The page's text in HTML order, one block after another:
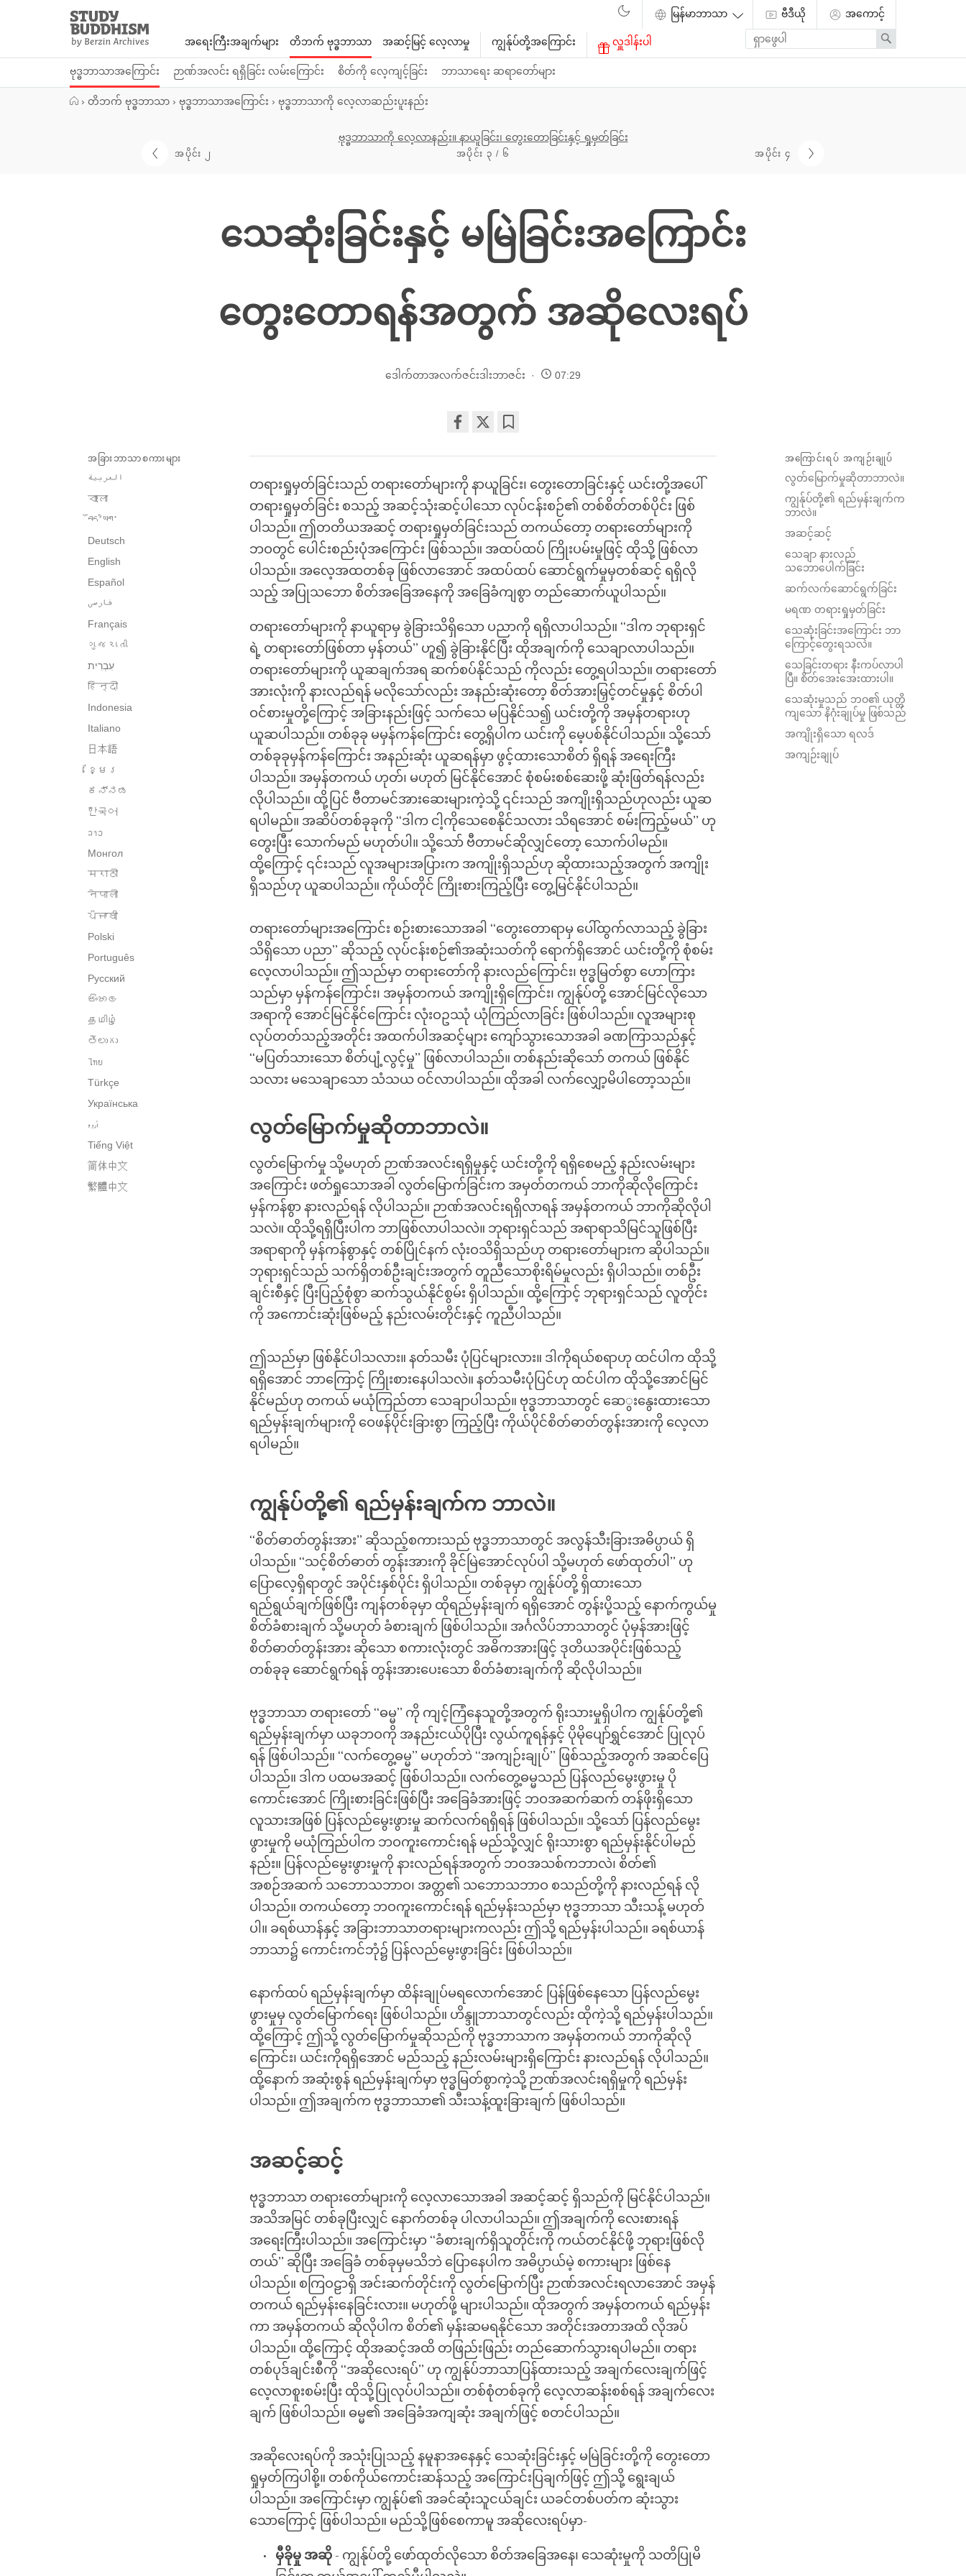
Study
Buddhism
Home
အရေးကြီးအချက်များ တိဘက် ဗုဒ္ဓဘာသာ
ဗုဒ္ဓဘာသာအကြောင်း ဉာဏ်အလင်း ရရှိခြင်း လမ်းကြောင်း စိတ်ကို လေ့ကျင့်ခြင်း ဘာသာရေး ဆရာတော်များ
အဆင့်မြင့် လေ့လာမှု ကျွန်ုပ်တို့အကြောင်း လှူဒါန်းပါ
ဗီဒီယို
အကောင့်
Enter
search
term
Search
› တိဘက် ဗုဒ္ဓဘာသာ › ဗုဒ္ဓဘာသာအကြောင်း › ဗုဒ္ဓဘာသာကို လေ့လာဆည်းပူးနည်း
အပိုင်း ၂
ဗုဒ္ဓဘာသာကို လေ့လာနည်း။ နာယူခြင်း၊ တွေးတောခြင်းနှင့် ရှုမှတ်ခြင်း
အပိုင်း ၃ / ၆ အပိုင်း ၄
သေဆုံးခြင်းနှင့် မမြဲခြင်းအကြောင်း
တွေးတောရန်အတွက် အဆိုလေးရပ်
ဒေါက်တာအလက်ဇင်းဒါးဘာဇင်း 07:29
on
facebook
အကြောင်းရပ် အကျဉ်းချုပ်
လွတ်မြောက်မှုဆိုတာဘာလဲ။
ကျွန်ုပ်တို့၏ ရည်မှန်းချက်က
ဘာလဲ။
အဆင့်ဆင့်
သေချာ နားလည်
သဘောပေါက်ခြင်း
ဆက်လက်ဆောင်ရွက်ခြင်း
မရဏ တရားရှုမှတ်ခြင်း
သေဆုံးခြင်းအကြောင်း ဘာ
ကြောင့်တွေးရသလဲ။
သေခြင်းတရား နီးကပ်လာပါ
ပြီ။ စိတ်အေးအေးထားပါ။
သေဆုံးမှုသည် ဘဝ၏ ယုတ္တိ
ကျသော နိဂုံးချုပ်မှု ဖြစ်သည်
အကျိုးရှိသော ရလဒ်
အကျဉ်းချုပ်
အခြားဘာသာစကားများ
العربية
বাংলা
བོད་ཡིག་
Deutsch
English
Español
فارسی
Français
ગુજરાતી
हिन्दी
Indonesia
Italiano
日本語
ខ្មែរ
ಕನ್ನಡ
한국어
ລາວ
Монгол
मराठी
नेपाली
ਪੰਜਾਬੀ
Polski
Português
Русский
සිංහල
தமிழ்
తెలుగు
ไทย
Türkçe
Українська
اُردو
Tiếng Việt
简体中文
繁體中文
တရားရှုမှတ်ခြင်းသည် တရားတော်များကို နာယူခြင်း၊ တွေးတောခြင်းနှင့် ယင်းတို့အပေါ်
တရားရှုမှတ်ခြင်း စသည့် အဆင့်သုံးဆင့်ပါသော လုပ်ငန်းစဉ်၏ တစ်စိတ်တစ်ပိုင်း ဖြစ်
ပါသည်။ ဤတတိယအဆင့် တရားရှုမှတ်ခြင်းသည် တကယ်တော့ တရားတော်များကို
ဘဝတွင် ပေါင်းစည်းပုံအကြောင်း ဖြစ်သည်။ အထပ်ထပ် ကြိုးပမ်းမှုဖြင့် ထိုသို့ ဖြစ်လာ
ပါသည်။ အလေ့အထတစ်ခု ဖြစ်လာအောင် အထပ်ထပ် ဆောင်ရွက်မှုမှတစ်ဆင့် ရရှိလို
သည့် အပြုသဘော စိတ်အခြေအနေကို အခြေခံကျစွာ တည်ဆောက်ယူပါသည်။
တရားတော်များကို နာယူရာမှ ခွဲခြားသိရှိသော ပညာကို ရရှိလာပါသည်။ ‘‘ဒါက ဘုရားရှင်
ရဲ့ တရားတော်ဖြစ်တာ မှန်တယ်’’ ဟူ၍ ခွဲခြားနိုင်ပြီး ထိုအချက်ကို သေချာလာပါသည်။
တရားတော်များကို ယူဆချက်အရ ဆက်စပ်နိုင်သည် ကိုလည်း တွေ့ရပါသည်။ တရားတော်
အားလုံးကို နားလည်ရန် မလိုသော်လည်း အနည်းဆုံးတော့ စိတ်အားမြှင့်တင်မှုနှင့် စိတ်ပါ
ဝင်စားမှုတို့ကြောင့် အခြားနည်းဖြင့် သက်သေ မပြနိုင်သ၍ ယင်းတို့ကို အမှန်တရားဟု
ယူဆပါသည်။ တစ်ခုခု မမှန်ကန်ကြောင်း တွေ့ရှိပါက ယင်းကို မေ့ပစ်နိုင်ပါသည်။ သို့သော်
တစ်ခုခုမှန်ကန်ကြောင်း အနည်းဆုံး ယူဆရန်မှာ ဖွင့်ထားသောစိတ် ရှိရန် အရေးကြီး
ပါသည်။ အမှန်တကယ် ဟုတ်၊ မဟုတ် မြင်နိုင်အောင် စုံစမ်းစစ်ဆေးဖို့ ဆုံးဖြတ်ရန်လည်း
လိုပါသည်။ ထို့ပြင် ဗီတာမင်အားဆေးများကဲ့သို့ ၎င်းသည် အကျိုးရှိသည်ဟုလည်း ယူဆ
ရပါမည်။ အဆိပ်တစ်ခုခုကို ‘‘ဒါက ငါ့ကိုသေစေနိုင်သလား သိရအောင် စမ်းကြည့်မယ်’’ ဟု
တွေးပြီး သောက်မည် မဟုတ်ပါ။ သို့သော် ဗီတာမင်ဆိုလျှင်တော့ သောက်ပါမည်။
ထို့ကြောင့် ၎င်းသည် လူအများအပြားက အကျိုးရှိသည်ဟု ဆိုထားသည့်အတွက် အကျိုး
ရှိသည်ဟု ယူဆပါသည်။ ကိုယ်တိုင် ကြိုးစားကြည့်ပြီး တွေ့မြင်နိုင်ပါသည်။
တရားတော်များအကြောင်း စဉ်းစားသောအခါ ‘‘တွေးတောရာမှ ပေါ်ထွက်လာသည့် ခွဲခြား
သိရှိသော ပညာ’’ ဆိုသည့် လုပ်ငန်းစဉ်၏အဆုံးသတ်ကို ရောက်ရှိအောင် ယင်းတို့ကို စုံစမ်း
လေ့လာပါသည်။ ဤသည်မှာ တရားတော်ကို နားလည်ကြောင်း၊ ဗုဒ္ဓမြတ်စွာ ဟောကြား
သည်မှာ မှန်ကန်ကြောင်း၊ အမှန်တကယ် အကျိုးရှိကြောင်း၊ ကျွန်ုပ်တို့ အောင်မြင်လိုသော
အရာကို အောင်မြင်နိုင်ကြောင်း လုံးဝဥဿုံ ယုံကြည်လာခြင်း ဖြစ်ပါသည်။ လူအများစု
လုပ်တတ်သည့်အတိုင်း အထက်ပါအဆင့်များ ကျော်သွားသောအခါ ခဏကြာသည်နှင့်
‘‘မပြတ်သားသော စိတ်ပျံ့လွင့်မှု’’ ဖြစ်လာပါသည်။ တစ်နည်းဆိုသော် တကယ် ဖြစ်နိုင်
သလား မသေချာသော သံသယ ဝင်လာပါသည်။ ထိုအခါ လက်လျှော့မိပါတော့သည်။
လွတ်မြောက်မှုဆိုတာဘာလဲ။
လွတ်မြောက်မှု သို့မဟုတ် ဉာဏ်အလင်းရရှိမှုနှင့် ယင်းတို့ကို ရရှိစေမည့် နည်းလမ်းများ
အကြောင်း ဖတ်ရှုသောအခါ လွတ်မြောက်ခြင်းက အမှတ်တကယ် ဘာကိုဆိုလိုကြောင်း
မှန်ကန်စွာ နားလည်ရန် လိုပါသည်။ ဉာဏ်အလင်းရရှိလာရန် အမှန်တကယ် ဘာကိုဆိုလိုပါ
သလဲ။ ထိုသို့ရရှိပြီးပါက ဘာဖြစ်လာပါသလဲ။ ဘုရားရှင်သည် အရာရာသိမြင်သူဖြစ်ပြီး
အရာရာကို မှန်ကန်စွာနှင့် တစ်ပြိုင်နက် လုံးဝသိရှိသည်ဟု တရားတော်များက ဆိုပါသည်။
ဘုရားရှင်သည် သက်ရှိတစ်ဦးချင်းအတွက် တူညီသောစိုးရိမ်မှုလည်း ရှိပါသည်။ တစ်ဦး
ချင်းစီနှင့် ပြီးပြည့်စုံစွာ ဆက်သွယ်နိုင်စွမ်း ရှိပါသည်။ ထို့ကြောင့် ဘုရားရှင်သည် လူတိုင်း
ကို အကောင်းဆုံးဖြစ်မည့် နည်းလမ်းတိုင်းနှင့် ကူညီပါသည်။
ဤသည်မှာ ဖြစ်နိုင်ပါသလား။ နတ်သမီး ပုံပြင်များလား။ ဒါကိုရယ်စရာဟု ထင်ပါက ထိုသို့
ရရှိအောင် ဘာကြောင့် ကြိုးစားနေပါသလဲ။ နတ်သမီးပုံပြင်ဟု ထင်ပါက ထိုသို့အောင်မြင်
နိုင်မည်ဟု တကယ် မယုံကြည်တာ သေချာပါသည်။ ဗုဒ္ဓဘာသာတွင် ဆေွးနွေးထားသော
ရည်မှန်းချက်များကို ဝေဖန်ပိုင်းခြားစွာ ကြည့်ပြီး ကိုယ်ပိုင်စိတ်ဓာတ်တွန်းအားကို လေ့လာ
ရပါမည်။
ကျွန်ုပ်တို့၏ ရည်မှန်းချက်က ဘာလဲ။
‘‘စိတ်ဓာတ်တွန်းအား’’ ဆိုသည့်စကားသည် ဗုဒ္ဓဘာသာတွင် အလွန်သီးခြားအဓိပ္ပာယ် ရှိ
ပါသည်။ ‘‘သင့်စိတ်ဓာတ် တွန်းအားကို ခိုင်မြဲအောင်လုပ်ပါ သို့မဟုတ် ဖော်ထုတ်ပါ’’ ဟု
ပြောလေ့ရှိရာတွင် အပိုင်းနှစ်ပိုင်း ရှိပါသည်။ တစ်ခုမှာ ကျွန်ုပ်တို့ ရှိထားသော
ရည်ရွယ်ချက်ဖြစ်ပြီး ကျန်တစ်ခုမှာ ထိုရည်မှန်းချက် ရရှိအောင် တွန်းပို့သည့် နောက်ကွယ်မှု
စိတ်ခံစားချက် သို့မဟုတ် ခံစားချက် ဖြစ်ပါသည်။ အင်္ဂလိပ်ဘာသာတွင် ပုံမှန်အားဖြင့်
စိတ်ဓာတ်တွန်းအား ဆိုသော စကားလုံးတွင် အဓိကအားဖြင့် ဒုတိယအပိုင်းဖြစ်သည့်
တစ်ခုခု ဆောင်ရွက်ရန် တွန်းအားပေးသော စိတ်ခံစားချက်ကို ဆိုလိုပါသည်။
ဗုဒ္ဓဘာသာ တရားတော် ‘‘ဓမ္မ’’ ကို ကျင့်ကြံနေသူတို့အတွက် ရိုးသားမှုရှိပါက ကျွန်ုပ်တို့၏
ရည်မှန်းချက်မှာ ယခုဘဝကို အနည်းငယ်ပိုပြီး လွယ်ကူရန်နှင့် ပိုမိုပျော်ရွှင်အောင် ပြုလုပ်
ရန် ဖြစ်ပါသည်။ ‘‘လက်တွေ့ဓမ္မ’’ မဟုတ်ဘဲ ‘‘အကျဉ်းချုပ်’’ ဖြစ်သည့်အတွက် အဆင်ပြေ
ပါသည်။ ဒါက ပထမအဆင့် ဖြစ်ပါသည်။ လက်တွေ့ဓမ္မသည် ပြန်လည်မွေးဖွားမှု ပို
ကောင်းအောင် ကြိုးစားခြင်းဖြစ်ပြီး အခြေခံအားဖြင့် ဘဝအဆက်ဆက် တန်ဖိုးရှိသော
လူသားအဖြစ် ပြန်လည်မွေးဖွားမှု ဆက်လက်ရရှိရန် ဖြစ်ပါသည်။ သို့သော် ပြန်လည်မွေး
ဖွားမှုကို မယုံကြည်ပါက ဘဝကူးကောင်းရန် မည်သို့လျှင် ရိုးသားစွာ ရည်မှန်းနိုင်ပါမည်
နည်း။ ပြန်လည်မွေးဖွားမှုကို နားလည်ရန်အတွက် ဘဝအသစ်ကဘာလဲ၊ စိတ်၏
အစဉ်အဆက် သဘောသဘာဝ၊ အတ္တ၏ သဘောသဘာဝ စသည်တို့ကို နားလည်ရန် လို
ပါသည်။ တကယ်တော့ ဘဝကူးကောင်းရန် ရည်မှန်းသည်မှာ ဗုဒ္ဓဘာသာ သီးသန့် မဟုတ်
ပါ။ ခရစ်ယာန်နှင့် အခြားဘာသာတရားများကလည်း ဤသို့ ရည်မှန်းပါသည်။ ခရစ်ယာန်
ဘာသာ၌ ကောင်းကင်ဘုံ၌ ပြန်လည်မွေးဖွားခြင်း ဖြစ်ပါသည်။
နောက်ထပ် ရည်မှန်းချက်မှာ ထိန်းချုပ်မရလောက်အောင် ပြန်ဖြစ်နေသော ပြန်လည်မွေး
ဖွားမှုမှ လွတ်မြောက်ရေး ဖြစ်ပါသည်။ ဟိန္ဒူဘာသာတွင်လည်း ထိုကဲ့သို့ ရည်မှန်းပါသည်။
ထို့ကြောင့် ဤသို့ လွတ်မြောက်မှုဆိုသည်ကို ဗုဒ္ဓဘာသာက အမှန်တကယ် ဘာကိုဆိုလို
ကြောင်း၊ ယင်းကိုရရှိအောင် မည်သည့် နည်းလမ်းများရှိကြောင်း နားလည်ရန် လိုပါသည်။
ထို့နောက် အဆုံးစွန် ရည်မှန်းချက်မှာ ဗုဒ္ဓမြတ်စွာကဲ့သို့ ဉာဏ်အလင်းရရှိမှုကို ရည်မှန်း
ပါသည်။ ဤအချက်က ဗုဒ္ဓဘာသာ၏ သီးသန့်ထူးခြားချက် ဖြစ်ပါသည်။
အဆင့်ဆင့်
ဗုဒ္ဓဘာသာ တရားတော်များကို လေ့လာသောအခါ အဆင့်ဆင့် ရှိသည်ကို မြင်နိုင်ပါသည်။
အသိအမြင် တစ်ခုပြီးလျှင် နောက်တစ်ခု ပါလာပါသည်။ ဤအချက်ကို လေးစားရန်
အရေးကြီးပါသည်။ အကြောင်းမှာ ‘‘ခံစားချက်ရှိသူတိုင်းကို ကယ်တင်နိုင်ဖို့ ဘုရားဖြစ်လို
တယ်’’ ဆိုပြီး အခြေခံ တစ်ခုမှမသိဘဲ ပြောနေပါက အဓိပ္ပာယ်မဲ့ စကားများ ဖြစ်နေ
ပါသည်။ စကြဝဠာရှိ အင်းဆက်တိုင်းကို လွတ်မြောက်ပြီး ဉာဏ်အလင်းရလာအောင် အမှန်
တကယ် ရည်မှန်းနေခြင်းလား။ မဟုတ်ဖို့ များပါသည်။ ထိုအတွက် အမှန်တကယ် ရည်မှန်း
ကာ အမှန်တကယ် ဆိုလိုပါက စိတ်၏ မှန်းဆမရနိုင်သော အတိုင်းအတာအထိ လိုအပ်
ပါသည်။ ထို့ကြောင့် ထိုအဆင့်အထိ တဖြည်းဖြည်း တည်ဆောက်သွားရပါမည်။ တရား
တစ်ပုဒ်ချင်းစီကို ‘‘အဆိုလေးရပ်’’ ဟု ကျွန်ုပ်ဘာသာပြန်ထားသည့် အချက်လေးချက်ဖြင့်
လေ့လာစူးစမ်းပြီး ထိုသို့ပြုလုပ်ပါသည်။ တစ်စုံတစ်ခုကို လေ့လာဆန်းစစ်ရန် အချက်လေး
ချက် ဖြစ်ပါသည်။ ဓမ္မ၏ အခြေခံအကျဆုံး အချက်ဖြင့် စတင်ပါသည်။
အဆိုလေးရပ်ကို အသုံးပြုသည့် နမူနာအနေနှင့် သေဆုံးခြင်းနှင့် မမြဲခြင်းတို့ကို တွေးတော
ရှုမှတ်ကြပါစို့။ တစ်ကိုယ်ကောင်းဆန်သည့် အကြောင်းပြချက်ဖြင့် ဤသို့ ရွေးချယ်
ပါသည်။ အကြောင်းမှာ ကျွန်ုပ်၏ အခင်ဆုံးသူငယ်ချင်း ယခင်တစ်ပတ်က ဆုံးသွား
သောကြောင့် ဖြစ်ပါသည်။ မည်သို့ဖြစ်စေကာမူ အဆိုလေးရပ်မှာ-
မှီခိုမှု အဆို - ကျွန်ုပ်တို့ ဖော်ထုတ်လိုသော စိတ်အခြေအနေ၊ သေဆုံးမှုကို သတိပြုမိ